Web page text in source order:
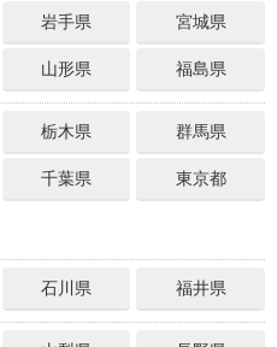
岩手県 宮城県
山形県 福島県
栃木県 群馬県
千葉県 東京都
石川県 福井県